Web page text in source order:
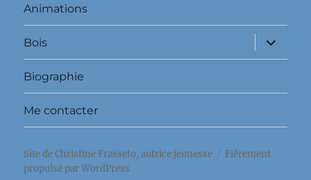
Animations
Bois
ouvrir
le
sous-
Biographie
Me contacter
Site de Christine Frasseto, autrice jeunesse
Fièrement
propulsé par WordPress